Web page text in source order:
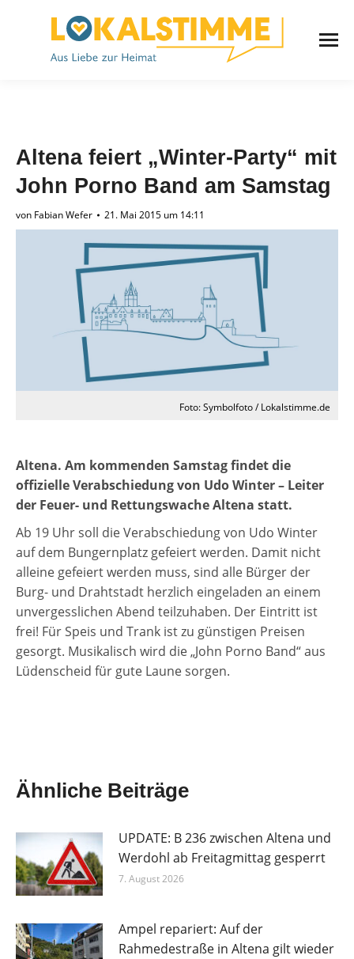
Altena feiert „Winter-Party“ mit
John Porno Band am Samstag
von Fabian Wefer 21. Mai 2015 um 14:11
Foto: Symbolfoto / Lokalstimme.de
Altena. Am kommenden Samstag findet die
offizielle Verabschiedung von Udo Winter – Leiter
der Feuer- und Rettungswache Altena statt.
Ab 19 Uhr soll die Verabschiedung von Udo Winter
auf dem Bungernplatz gefeiert werden. Damit nicht
alleine gefeiert werden muss, sind alle Bürger der
Burg- und Drahtstadt herzlich eingeladen an einem
unvergesslichen Abend teilzuhaben. Der Eintritt ist
frei! Für Speis und Trank ist zu günstigen Preisen
gesorgt. Musikalisch wird die „John Porno Band“ aus
Lüdenscheid für gute Laune sorgen.
Ähnliche Beiträge
UPDATE: B 236 zwischen Altena und
Werdohl ab Freitagmittag gesperrt
7. August 2026
Ampel repariert: Auf der
Rahmedestraße in Altena gilt wieder